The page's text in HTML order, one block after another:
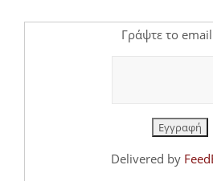
Γράψτε το
Delivered by